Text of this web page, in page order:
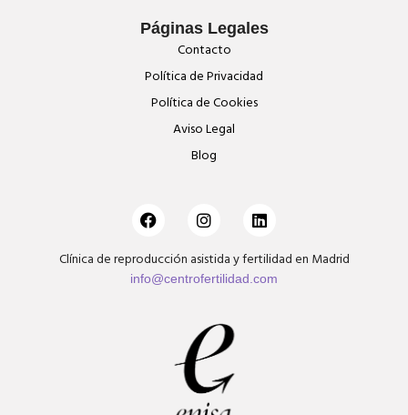
Páginas Legales
Contacto
Política de Privacidad
Política de Cookies
Aviso Legal
Blog
Clínica de reproducción asistida y fertilidad en Madrid
info@centrofertilidad.com